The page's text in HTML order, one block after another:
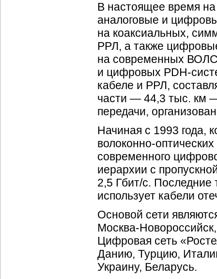
В настоящее время
аналоговые и
на коаксиальных,
РРЛ, а также
на современных
и цифровых PDH-
кабеле и РРЛ,
части — 44,3 тыс. км
передачи,
Начиная с 1993 года,
волоконно-оптических
современного
иерархии с
2,5 Гбит/c. Последние
использует кабели
Основой сети
Москва-Новороссийск
Цифровая сеть
Данию, Турцию,
Украину, Беларусь.